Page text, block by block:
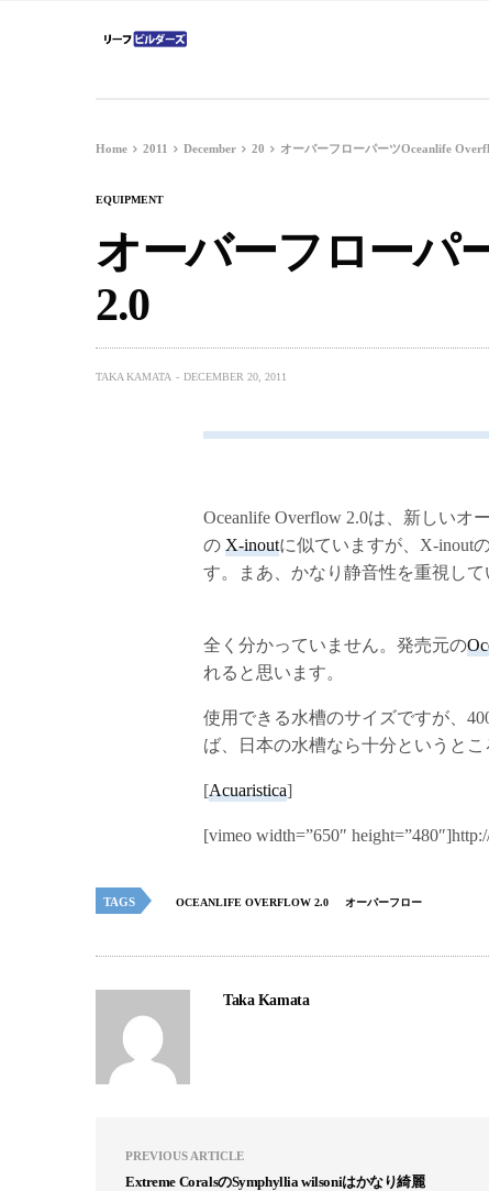
Home 2011 December 20 オーバーフローパーツOceanlife
EQUIPMENT
オーバーフローパ
2.0
TAKA KAMATA DECEMBER 20, 2011
Oceanlife Overflow 2.0は、新しい
のX-inoutに似ていますが、X-inout
す。まあ、かなり静音性を重視して
全く分かっていません。発売元の
れると思います。
使用できる水槽のサイズですが、
ば、日本の水槽なら十分というとこ
[Acuaristica]
[vimeo width=”650″
TAGS OCEANLIFE OVERFLOW 2.0 オーバーフロー
Taka Kamata
PREVIOUS ARTICLE
Extreme CoralsのSymphyllia wilsoniはかなり綺麗